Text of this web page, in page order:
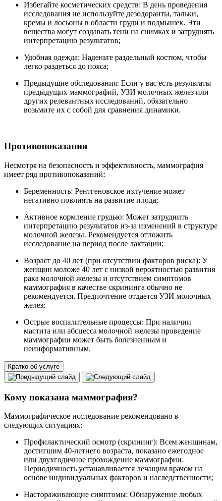
Избегайте косметических средств: В день проведения
исследования не используйте дезодоранты, тальки,
кремы и лосьоны в области груди и подмышек. Эти
вещества могут создавать тени на снимках и затруднять
интерпретацию результатов;
Удобная одежда: Наденьте раздельный костюм, чтобы
легко раздеться до пояса;
Предыдущие обследования: Если у вас есть результаты
предыдущих маммографий, УЗИ молочных желез или
других релевантных исследований, обязательно
возьмите их с собой для сравнения динамики.
Противопоказания
Несмотря на безопасность и эффективность, маммография
имеет ряд противопоказаний:
Беременность: Рентгеновское излучение может
негативно повлиять на развитие плода;
Активное кормление грудью: Может затруднить
интерпретацию результатов из-за изменений в структуре
молочной железы. Рекомендуется отложить
исследование на период после лактации;
Возраст до 40 лет (при отсутствии факторов риска): У
женщин моложе 40 лет с низкой вероятностью развития
рака молочной железы и отсутствием симптомов
маммография в качестве скрининга обычно не
рекомендуется. Предпочтение отдается УЗИ молочных
желез;
Острые воспалительные процессы: При наличии
мастита или абсцесса молочной железы проведение
маммографии может быть болезненным и
неинформативным.
Кратко об услуге
Кому показана маммография?
Маммографическое исследование рекомендовано в
следующих ситуациях:
Профилактический осмотр (скрининг): Всем женщинам,
достигшим 40-летнего возраста, показано ежегодное
или двухгодичное прохождение маммографии.
Периодичность устанавливается лечащим врачом на
основе индивидуальных факторов и наследственности;
Настораживающие симптомы: Обнаружение любых